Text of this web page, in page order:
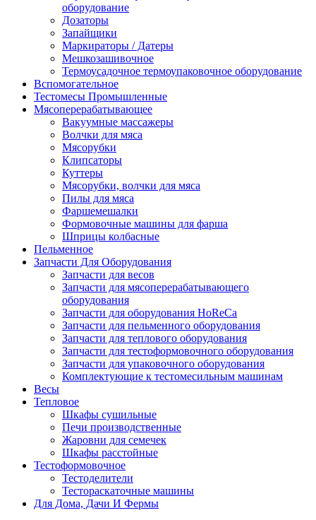
оборудование
Дозаторы
Запайщики
Маркираторы / Датеры
Мешкозашивочное
Термоусадочное термоупаковочное оборудование
Вспомогательное
Тестомесы Промышленные
Мясоперерабатывающее
Вакуумные массажеры
Волчки для мяса
Мясорубки
Клипсаторы
Куттеры
Мясорубки, волчки для мяса
Пилы для мяса
Фаршемешалки
Формовочные машины для фарша
Шприцы колбасные
Пельменное
Запчасти Для Оборудования
Запчасти для весов
Запчасти для мясоперерабатывающего
оборудования
Запчасти для оборудования HoReCa
Запчасти для пельменного оборудования
Запчасти для теплового оборудования
Запчасти для тестоформовочного оборудования
Запчасти для упаковочного оборудования
Комплектующие к тестомесильным машинам
Весы
Тепловое
Шкафы сушильные
Печи производственные
Жаровни для семечек
Шкафы расстойные
Тестоформовочное
Тестоделители
Тестораскаточные машины
Для Дома, Дачи И Фермы